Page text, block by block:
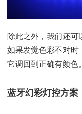
除此之外，我们还可
如果发觉色彩不对时
它调回到正确有颜色。
蓝牙幻彩灯控方案